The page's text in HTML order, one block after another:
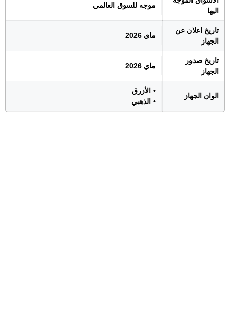
اليها
موجه للسوق العالمي
تاريخ اعلان عن
الجهاز
ماي 2026
تاريخ صدور
الجهاز
ماي 2026
الوان الجهاز
• الأزرق
• الذهبي